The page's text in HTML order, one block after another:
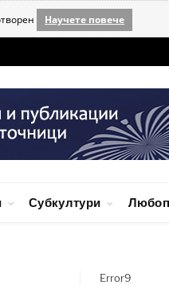
Научете повече
Субкултури
Error9